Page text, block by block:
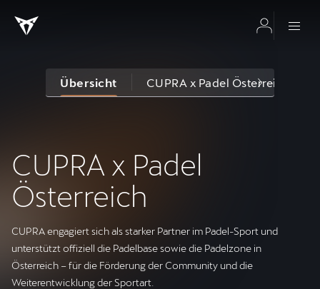
Übersicht CUPRA x Padel Österreich
CUPRA x Padel
Österreich
CUPRA engagiert sich als starker Partner im Padel-Sport und
unterstützt offiziell die Padelbase sowie die Padelzone in
Österreich – für die Förderung der Community und die
Weiterentwicklung der Sportart.